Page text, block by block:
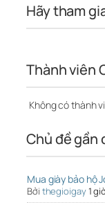
Hãy tham
Thành viên
Không có thành
Chủ đề gần
Mua giày bảo hộ
Bởi thegioigay1